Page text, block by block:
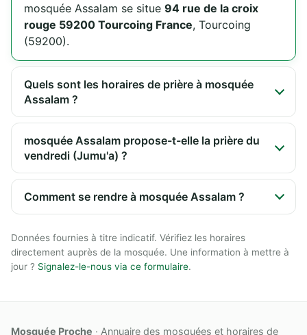
mosquée Assalam se situe 94 rue de la croix
rouge 59200 Tourcoing France, Tourcoing
(59200).
Quels sont les horaires de prière à mosquée
Assalam ?
mosquée Assalam propose-t-elle la prière du
vendredi (Jumu'a) ?
Comment se rendre à mosquée Assalam ?
Données fournies à titre indicatif. Vérifiez les horaires
directement auprès de la mosquée. Une information à mettre à
jour ? Signalez-le-nous via ce formulaire.
Mosquée Proche · Annuaire des mosquées et horaires de